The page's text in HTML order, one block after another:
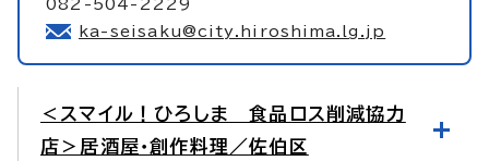
082-504-2229
ka-seisaku@city.hiroshima.lg.jp
＜スマイル！ひろしま 食品ロス削減協力
店＞居酒屋・創作料理／佐伯区